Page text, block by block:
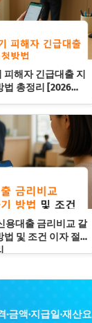
피해자 긴급대출 지
법 총정리 [2026년
용대출 금리비교 갈
법 및 조건 이자 절
금액·지급일·재산요